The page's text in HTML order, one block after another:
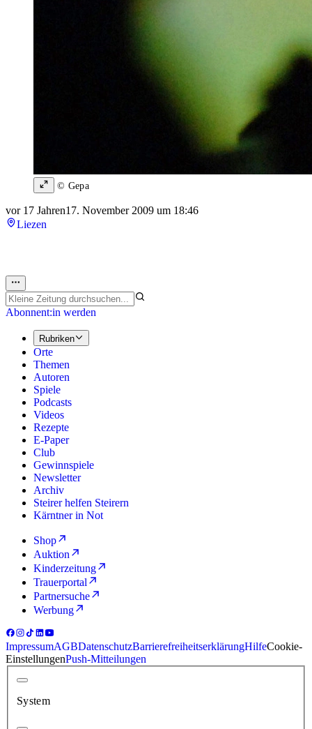
© Gepa
vor 17 Jahren17. November 2009 um 18:46
Liezen
Abonnent:in werden
Rubriken
Orte
Themen
Autoren
Spiele
Podcasts
Videos
Rezepte
E-Paper
Club
Gewinnspiele
Newsletter
Archiv
Steirer helfen Steirern
Kärntner in Not
Shop
Auktion
Kinderzeitung
Trauerportal
Partnersuche
Werbung
ImpressumAGBDatenschutzBarrierefreiheitserklärungHilfeCookie-
EinstellungenPush-Mitteilungen
System